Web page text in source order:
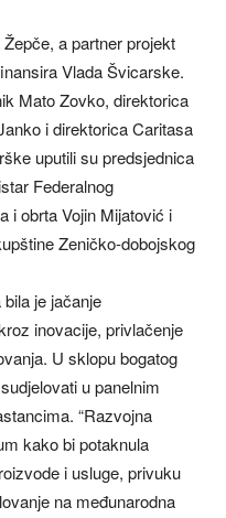
a partner projekt
Vlada Švicarske.
Mato Zovko, direktorica
i direktorica Caritasa
uputili su predsjednica
Federalnog
i obrta Vojin Mijatović i
Zeničko-dobojskog
je jačanje
inovacije, privlačenje
U sklopu bogatog
u panelnim
“Razvojna
kako bi potaknula
i usluge, privuku
na međunarodna